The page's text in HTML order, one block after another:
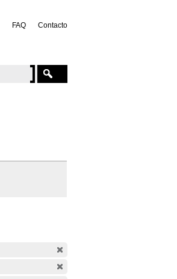
FAQ Contacto